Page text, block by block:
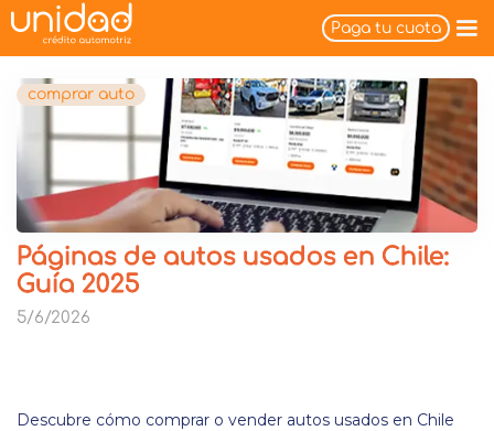
Paga tu cuota
comprar auto
Páginas de autos usados en Chile:
Guía 2025
5/6/2026
Descubre cómo comprar o vender autos usados en Chile